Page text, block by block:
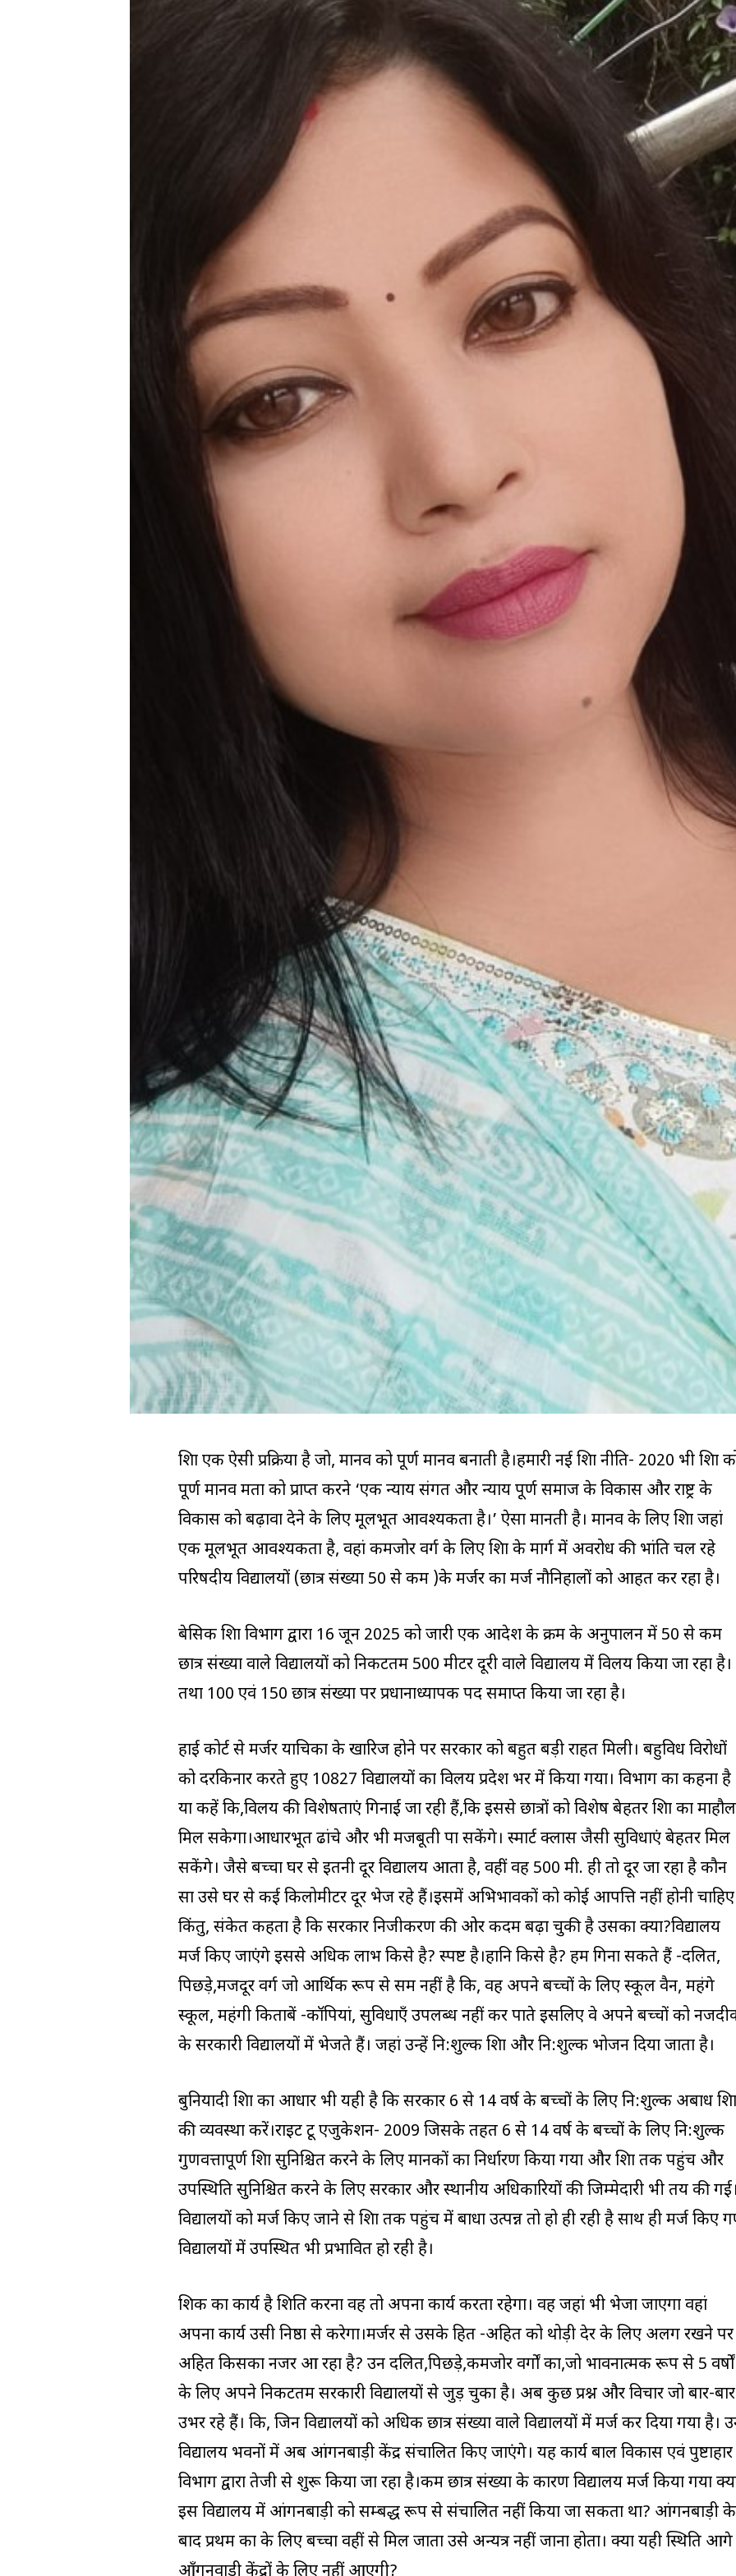
शिक्षा एक ऐसी प्रक्रिया है जो, मानव को पूर्ण मानव बनाती है।हमारी नई शिक्षा नीति- 2020 भी शिक्षा
पूर्ण मानव क्षमता को प्राप्त करने ‘एक न्याय संगत और न्याय पूर्ण समाज के विकास और राष्ट्र के
विकास को बढ़ावा देने के लिए मूलभूत आवश्यकता है।’ ऐसा मानती है। मानव के लिए शिक्षा जहां
एक मूलभूत आवश्यकता है, वहां कमजोर वर्ग के लिए शिक्षा के मार्ग में अवरोध की भांति चल रहे
परिषदीय विद्यालयों (छात्र संख्या 50 से कम )के मर्जर का मर्ज नौनिहालों को आहत कर रहा है।
बेसिक शिक्षा विभाग द्वारा 16 जून 2025 को जारी एक आदेश के क्रम के अनुपालन में 50 से कम
छात्र संख्या वाले विद्यालयों को निकटतम 500 मीटर दूरी वाले विद्यालय में विलय किया जा रहा है।
तथा 100 एवं 150 छात्र संख्या पर प्रधानाध्यापक पद समाप्त किया जा रहा है।
हाई कोर्ट से मर्जर याचिका के खारिज होने पर सरकार को बहुत बड़ी राहत मिली। बहुविध विरोधों
को दरकिनार करते हुए 10827 विद्यालयों का विलय प्रदेश भर में किया गया। विभाग का कहना है
या कहें कि,विलय की विशेषताएं गिनाई जा रही हैं,कि इससे छात्रों को विशेष बेहतर शिक्षा का माहौल
मिल सकेगा।आधारभूत ढांचे और भी मजबूती पा सकेंगे। स्मार्ट क्लास जैसी सुविधाएं बेहतर मिल
सकेंगे। जैसे बच्चा घर से इतनी दूर विद्यालय आता है, वहीं वह 500 मी. ही तो दूर जा रहा है कौन
सा उसे घर से कई किलोमीटर दूर भेज रहे हैं।इसमें अभिभावकों को कोई आपत्ति नहीं होनी
किंतु, संकेत कहता है कि सरकार निजीकरण की ओर कदम बढ़ा चुकी है उसका क्या?विद्यालय
मर्ज किए जाएंगे इससे अधिक लाभ किसे है? स्पष्ट है।हानि किसे है? हम गिना सकते हैं -दलित,
पिछड़े,मजदूर वर्ग जो आर्थिक रूप से सक्षम नहीं है कि, वह अपने बच्चों के लिए स्कूल वैन, महंगे
स्कूल, महंगी किताबें -कॉपियां, सुविधाएँ उपलब्ध नहीं कर पाते इसलिए वे अपने बच्चों को
के सरकारी विद्यालयों में भेजते हैं। जहां उन्हें नि:शुल्क शिक्षा और नि:शुल्क भोजन दिया जाता है।
बुनियादी शिक्षा का आधार भी यही है कि सरकार 6 से 14 वर्ष के बच्चों के लिए नि:शुल्क अबाध शिक्षा
की व्यवस्था करें।राइट टू एजुकेशन- 2009 जिसके तहत 6 से 14 वर्ष के बच्चों के लिए नि:शुल्क
गुणवत्तापूर्ण शिक्षा सुनिश्चित करने के लिए मानकों का निर्धारण किया गया और शिक्षा तक पहुंच और
उपस्थिति सुनिश्चित करने के लिए सरकार और स्थानीय अधिकारियों की जिम्मेदारी भी तय की
विद्यालयों को मर्ज किए जाने से शिक्षा तक पहुंच में बाधा उत्पन्न तो हो ही रही है साथ ही मर्ज किए
विद्यालयों में उपस्थित भी प्रभावित हो रही है।
शिक्षक का कार्य है शिक्षित करना वह तो अपना कार्य करता रहेगा। वह जहां भी भेजा जाएगा वहां
अपना कार्य उसी निष्ठा से करेगा।मर्जर से उसके हित -अहित को थोड़ी देर के लिए अलग रखने पर
अहित किसका नजर आ रहा है? उन दलित,पिछड़े,कमजोर वर्गों का,जो भावनात्मक रूप से 5 वर्षों
के लिए अपने निकटतम सरकारी विद्यालयों से जुड़ चुका है। अब कुछ प्रश्न और विचार जो बार-बार
उभर रहे हैं। कि, जिन विद्यालयों को अधिक छात्र संख्या वाले विद्यालयों में मर्ज कर दिया गया है।
विद्यालय भवनों में अब आंगनबाड़ी केंद्र संचालित किए जाएंगे। यह कार्य बाल विकास एवं पुष्टाहार
विभाग द्वारा तेजी से शुरू किया जा रहा है।कम छात्र संख्या के कारण विद्यालय मर्ज किया गया
इस विद्यालय में आंगनबाड़ी को सम्बद्ध रूप से संचालित नहीं किया जा सकता था? आंगनबाड़ी के
बाद प्रथम कक्षा के लिए बच्चा वहीं से मिल जाता उसे अन्यत्र नहीं जाना होता। क्या यही स्थिति आगे